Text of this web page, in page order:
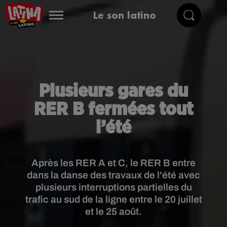
Le son latino
Plusieurs gares du
RER B fermées tout
l’été
Après les RER A et C, le RER B entre
dans la danse des travaux de l'été avec
plusieurs interruptions partielles du
trafic au sud de la ligne entre le 20 juillet
et le 25 août.